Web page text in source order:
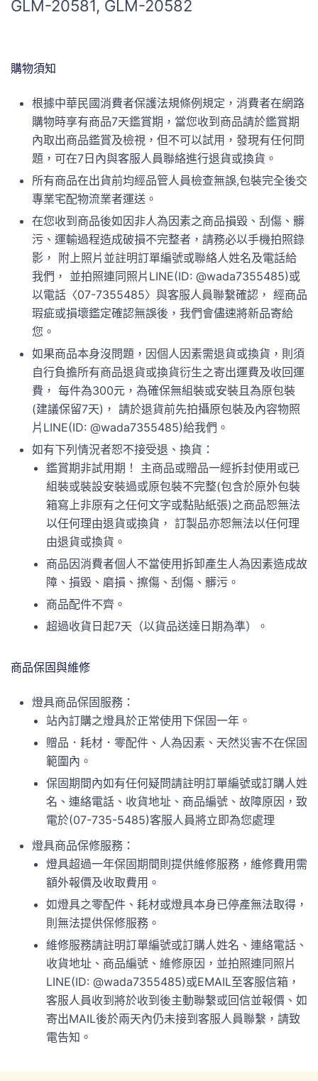
GLM-20581, GLM-20582
購物須知
根據中華民國消費者保護法規條例規定，消費者在網路
購物時享有商品7天鑑賞期，當您收到商品請於鑑賞期
內取出商品鑑賞及檢視，但不可以試用，發現有任何問
題，可在7日內與客服人員聯絡進行退貨或換貨。
所有商品在出貨前均經品管人員檢查無誤,包裝完全後交
專業宅配物流業者運送。
在您收到商品後如因非人為因素之商品損毀、刮傷、髒
污、運輸過程造成破損不完整者，請務必以手機拍照錄
影， 附上照片並註明訂單編號或聯絡人姓名及電話給
我們， 並拍照連同照片LINE(ID: @wada7355485)或
以電話〈07-7355485〉與客服人員聯繫確認， 經商品
瑕疵或損壞鑑定確認無誤後，我們會儘速將新品寄給
您。
如果商品本身沒問題，因個人因素需退貨或換貨，則須
自行負擔所有商品退貨或換貨衍生之寄出運費及收回運
費， 每件為300元，為確保無組裝或安裝且為原包裝
(建議保留7天)， 請於退貨前先拍攝原包裝及內容物照
片LINE(ID: @wada7355485)給我們。
如有下列情況者恕不接受退、換貨：
鑑賞期非試用期！ 主商品或贈品一經拆封使用或已
組裝或裝設安裝過或原包裝不完整(包含於原外包裝
箱寫上非原有之任何文字或黏貼紙張)之商品恕無法
以任何理由退貨或換貨， 訂製品亦恕無法以任何理
由退貨或換貨。
商品因消費者個人不當使用拆卸產生人為因素造成故
障、損毀、磨損、擦傷、刮傷、髒污。
商品配件不齊。
超過收貨日起7天（以貨品送達日期為準）。
商品保固與維修
燈具商品保固服務：
站內訂購之燈具於正常使用下保固一年。
贈品．耗材．零配件、人為因素、天然災害不在保固
範圍內。
保固期間內如有任何疑問請註明訂單編號或訂購人姓
名、連絡電話、收貨地址、商品編號、故障原因，致
電於(07-735-5485)客服人員將立即為您處理
燈具商品保修服務：
燈具超過一年保固期間則提供維修服務，維修費用需
額外報價及收取費用。
如燈具之零配件、耗材或燈具本身已停產無法取得，
則無法提供保修服務。
維修服務請註明訂單編號或訂購人姓名、連絡電話、
收貨地址、商品編號、維修原因，並拍照連同照片
LINE(ID: @wada7355485)或EMAIL至客服信箱，
客服人員收到將於收到後主動聯繫或回信並報價、如
寄出MAIL後於兩天內仍未接到客服人員聯繫，請致
電告知。